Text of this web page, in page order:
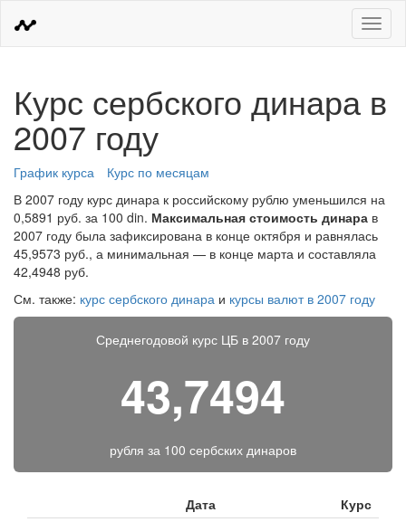
Меню
Курс сербского динара в
2007 году
График курса
Курс по месяцам
В 2007 году курс динара к российскому рублю уменьшился на
0,5891 руб. за 100 din. Максимальная стоимость динара в
2007 году была зафиксирована в конце октября и равнялась
45,9573 руб., а минимальная — в конце марта и составляла
42,4948 руб.
См. также: курс сербского динара и курсы валют в 2007 году
Среднегодовой курс ЦБ в 2007 году
43,7494
рубля за 100 сербских динаров
Дата
Курс